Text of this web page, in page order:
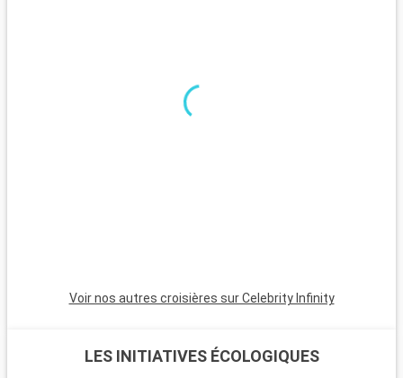
le Pirée, séduit par ses plages tranquilles, son temple d'Aphaïa
et ses marchés traditionnels.
Voir nos autres croisières sur Celebrity Infinity
LES INITIATIVES ÉCOLOGIQUES